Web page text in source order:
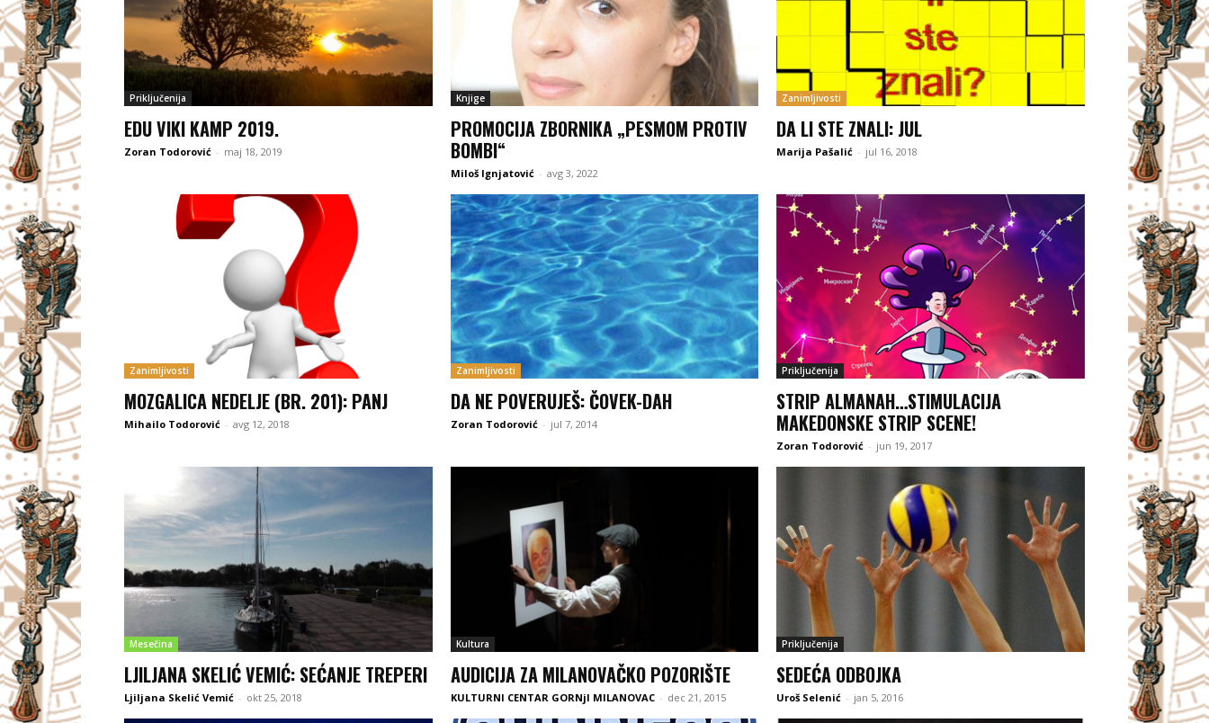
Priključenija
EDU VIKI KAMP 2019.
Zoran Todorović - maj 18, 2019
Knjige
PROMOCIJA ZBORNIKA „PESMOM PROTIV
BOMBI“
Miloš Ignjatović - avg 3, 2022
Zanimljivosti
DA LI STE ZNALI: JUL
Marija Pašalić - jul 16, 2018
Zanimljivosti
MOZGALICA NEDELJE (BR. 201): PANJ
Mihailo Todorović - avg 12, 2018
Zanimljivosti
DA NE POVERUJEŠ: ČOVEK-DAH
Zoran Todorović - jul 7, 2014
Priključenija
STRIP ALMANAH…STIMULACIJA
MAKEDONSKE STRIP SCENE!
Zoran Todorović - jun 19, 2017
Mesečina
LJILJANA SKELIĆ VEMIĆ: SEĆANJE TREPERI
Ljiljana Skelić Vemić - okt 25, 2018
Kultura
AUDICIJA ZA MILANOVAČKO POZORIŠTE
KULTURNI CENTAR GORNjI MILANOVAC - dec 21, 2015
Priključenija
SEDEĆA ODBOJKA
Uroš Selenić - jan 5, 2016